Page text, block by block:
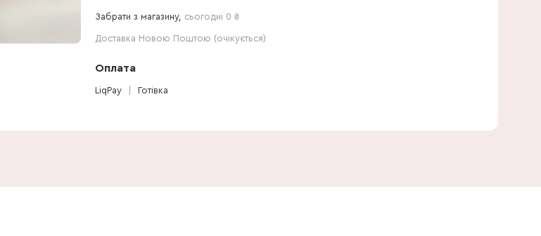
Забрати з магазину, сьогодні 0 ₴
Доставка Новою Поштою (очікується)
Оплата
LiqPay Готівка